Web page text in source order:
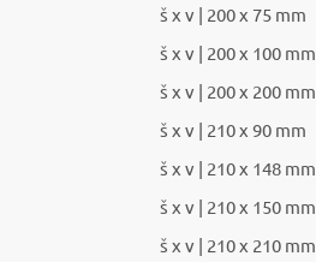
š x v | 200 x 75 mm
š x v | 200 x 100 mm
š x v | 200 x 200 mm
š x v | 210 x 90 mm
š x v | 210 x 148 mm
š x v | 210 x 150 mm
š x v | 210 x 210 mm